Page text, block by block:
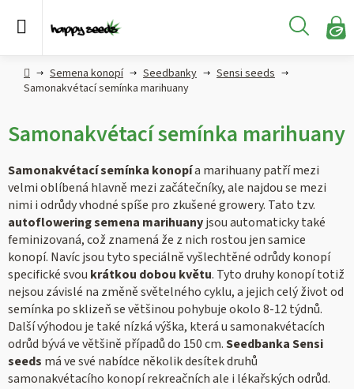
Hledat
Semena
konopí
CBD,
CBG a
konopí
Konopné
produkty
Hašiš
Kratom
Hlavní
strana
Semena konopí Seedbanky
Sensi seeds
Samonakvétací semínka marihuany
Samonakvétací semínka marihuany
Samonakvétací semínka konopía marihuany patří mezi
velmi oblíbená hlavně mezi začátečníky, ale najdou se mezi
nimi i odrůdy vhodné spíše pro zkušené growery. Tato tzv.
autoflowering semena marihuanyjsou automaticky také
feminizovaná, což znamená že z nich rostou jen samice
konopí. Navíc jsou tyto speciálně vyšlechtěné odrůdy konopí
specifické svou krátkou dobou květu. Tyto druhy konopí totiž
nejsou závislé na změně světelného cyklu, a jejich celý život od
semínka po sklizeň se většinou pohybuje okolo 8-12 týdnů.
Další výhodou je také nízká výška, která u samonakvétacích
odrůd bývá ve většině případů do 150 cm.Seedbanka Sensi
seeds má ve své nabídce několik desítek druhů
samonakvétacího konopí rekreačních ale i lékařských odrůd.